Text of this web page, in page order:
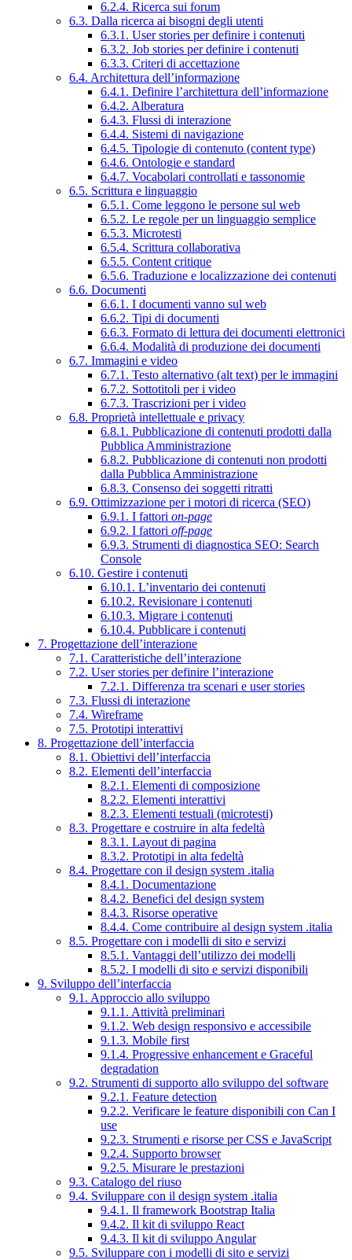
6.2.4. Ricerca sui forum
6.3. Dalla ricerca ai bisogni degli utenti
6.3.1. User stories per definire i contenuti
6.3.2. Job stories per definire i contenuti
6.3.3. Criteri di accettazione
6.4. Architettura dell’informazione
6.4.1. Definire l’architettura dell’informazione
6.4.2. Alberatura
6.4.3. Flussi di interazione
6.4.4. Sistemi di navigazione
6.4.5. Tipologie di contenuto (content type)
6.4.6. Ontologie e standard
6.4.7. Vocabolari controllati e tassonomie
6.5. Scrittura e linguaggio
6.5.1. Come leggono le persone sul web
6.5.2. Le regole per un linguaggio semplice
6.5.3. Microtesti
6.5.4. Scrittura collaborativa
6.5.5. Content critique
6.5.6. Traduzione e localizzazione dei contenuti
6.6. Documenti
6.6.1. I documenti vanno sul web
6.6.2. Tipi di documenti
6.6.3. Formato di lettura dei documenti elettronici
6.6.4. Modalità di produzione dei documenti
6.7. Immagini e video
6.7.1. Testo alternativo (alt text) per le immagini
6.7.2. Sottotitoli per i video
6.7.3. Trascrizioni per i video
6.8. Proprietà intellettuale e privacy
6.8.1. Pubblicazione di contenuti prodotti dalla
Pubblica Amministrazione
6.8.2. Pubblicazione di contenuti non prodotti
dalla Pubblica Amministrazione
6.8.3. Consenso dei soggetti ritratti
6.9. Ottimizzazione per i motori di ricerca (SEO)
6.9.1. I fattori on-page
6.9.2. I fattori off-page
6.9.3. Strumenti di diagnostica SEO: Search
Console
6.10. Gestire i contenuti
6.10.1. L’inventario dei contenuti
6.10.2. Revisionare i contenuti
6.10.3. Migrare i contenuti
6.10.4. Pubblicare i contenuti
7. Progettazione dell’interazione
7.1. Caratteristiche dell’interazione
7.2. User stories per definire l’interazione
7.2.1. Differenza tra scenari e user stories
7.3. Flussi di interazione
7.4. Wireframe
7.5. Prototipi interattivi
8. Progettazione dell’interfaccia
8.1. Obiettivi dell’interfaccia
8.2. Elementi dell’interfaccia
8.2.1. Elementi di composizione
8.2.2. Elementi interattivi
8.2.3. Elementi testuali (microtesti)
8.3. Progettare e costruire in alta fedeltà
8.3.1. Layout di pagina
8.3.2. Prototipi in alta fedeltà
8.4. Progettare con il design system .italia
8.4.1. Documentazione
8.4.2. Benefici del design system
8.4.3. Risorse operative
8.4.4. Come contribuire al design system .italia
8.5. Progettare con i modelli di sito e servizi
8.5.1. Vantaggi dell’utilizzo dei modelli
8.5.2. I modelli di sito e servizi disponibili
9. Sviluppo dell’interfaccia
9.1. Approccio allo sviluppo
9.1.1. Attività preliminari
9.1.2. Web design responsivo e accessibile
9.1.3. Mobile first
9.1.4. Progressive enhancement e Graceful
degradation
9.2. Strumenti di supporto allo sviluppo del software
9.2.1. Feature detection
9.2.2. Verificare le feature disponibili con Can I
use
9.2.3. Strumenti e risorse per CSS e JavaScript
9.2.4. Supporto browser
9.2.5. Misurare le prestazioni
9.3. Catalogo del riuso
9.4. Sviluppare con il design system .italia
9.4.1. Il framework Bootstrap Italia
9.4.2. Il kit di sviluppo React
9.4.3. Il kit di sviluppo Angular
9.5. Sviluppare con i modelli di sito e servizi